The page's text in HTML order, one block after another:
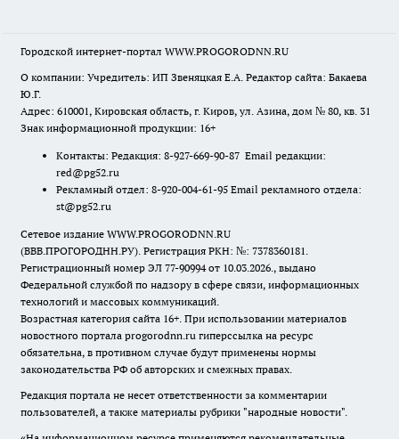
Городской интернет-портал WWW.PROGORODNN.RU
О компании: Учредитель: ИП Звеняцкая Е.А. Редактор сайта: Бакаева
Ю.Г.
Адрес: 610001, Кировская область, г. Киров, ул. Азина, дом № 80, кв. 31
Знак информационной продукции: 16+
Контакты: Редакция: 8-927-669-90-87 Email редакции:
red@pg52.ru
Рекламный отдел: 8-920-004-61-95 Email рекламного отдела:
st@pg52.ru
Сетевое издание WWW.PROGORODNN.RU
(ВВВ.ПРОГОРОДНН.РУ). Регистрация РКН: №: 7378360181.
Регистрационный номер ЭЛ 77-90994 от 10.03.2026., выдано
Федеральной службой по надзору в сфере связи, информационных
технологий и массовых коммуникаций.
Возрастная категория сайта 16+. При использовании материалов
новостного портала progorodnn.ru гиперссылка на ресурс
обязательна, в противном случае будут применены нормы
законодательства РФ об авторских и смежных правах.
Редакция портала не несет ответственности за комментарии
пользователей, а также материалы рубрики "народные новости".